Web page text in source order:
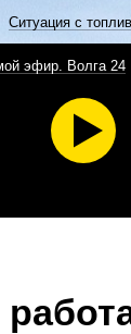
Ситуация с
эфир. Волга 24